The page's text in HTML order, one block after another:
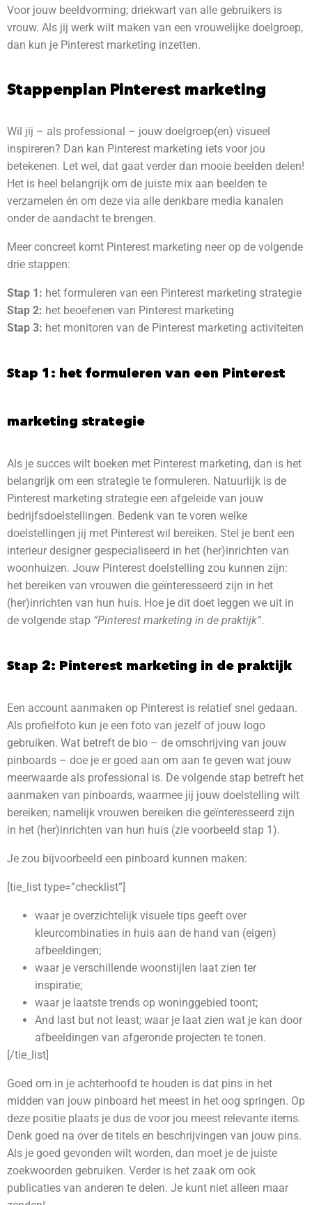
Voor jouw beeldvorming; driekwart van alle gebruikers is
vrouw. Als jij werk wilt maken van een vrouwelijke doelgroep,
dan kun je Pinterest marketing inzetten.
Stappenplan Pinterest marketing
Wil jij – als professional – jouw doelgroep(en) visueel
inspireren? Dan kan Pinterest marketing iets voor jou
betekenen. Let wel, dat gaat verder dan mooie beelden delen!
Het is heel belangrijk om de juiste mix aan beelden te
verzamelen én om deze via alle denkbare media kanalen
onder de aandacht te brengen.
Meer concreet komt Pinterest marketing neer op de volgende
drie stappen:
Stap 1: het formuleren van een Pinterest marketing strategie
Stap 2: het beoefenen van Pinterest marketing
Stap 3: het monitoren van de Pinterest marketing activiteiten
Stap 1: het formuleren van een Pinterest
marketing strategie
Als je succes wilt boeken met Pinterest marketing, dan is het
belangrijk om een strategie te formuleren. Natuurlijk is de
Pinterest marketing strategie een afgeleide van jouw
bedrijfsdoelstellingen. Bedenk van te voren welke
doelstellingen jij met Pinterest wil bereiken. Stel je bent een
interieur designer gespecialiseerd in het (her)inrichten van
woonhuizen. Jouw Pinterest doelstelling zou kunnen zijn:
het bereiken van vrouwen die geïnteresseerd zijn in het
(her)inrichten van hun huis. Hoe je dit doet leggen we uit in
de volgende stap “Pinterest marketing in de praktijk”.
Stap 2: Pinterest marketing in de praktijk
Een account aanmaken op Pinterest is relatief snel gedaan.
Als profielfoto kun je een foto van jezelf of jouw logo
gebruiken. Wat betreft de bio – de omschrijving van jouw
pinboards – doe je er goed aan om aan te geven wat jouw
meerwaarde als professional is. De volgende stap betreft het
aanmaken van pinboards, waarmee jij jouw doelstelling wilt
bereiken; namelijk vrouwen bereiken die geïnteresseerd zijn
in het (her)inrichten van hun huis (zie voorbeeld stap 1).
Je zou bijvoorbeeld een pinboard kunnen maken:
[tie_list type=”checklist”]
waar je overzichtelijk visuele tips geeft over
kleurcombinaties in huis aan de hand van (eigen)
afbeeldingen;
waar je verschillende woonstijlen laat zien ter
inspiratie;
waar je laatste trends op woninggebied toont;
And last but not least; waar je laat zien wat je kan door
afbeeldingen van afgeronde projecten te tonen.
[/tie_list]
Goed om in je achterhoofd te houden is dat pins in het
midden van jouw pinboard het meest in het oog springen. Op
deze positie plaats je dus de voor jou meest relevante items.
Denk goed na over de titels en beschrijvingen van jouw pins.
Als je goed gevonden wilt worden, dan moet je de juiste
zoekwoorden gebruiken. Verder is het zaak om ook
publicaties van anderen te delen. Je kunt niet alleen maar